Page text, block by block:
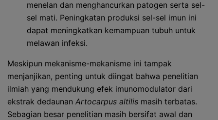
menelan dan menghancurkan patogen serta sel-
sel mati. Peningkatan produksi sel-sel imun ini
dapat meningkatkan kemampuan tubuh untuk
melawan infeksi.
Meskipun mekanisme-mekanisme ini tampak
menjanjikan, penting untuk diingat bahwa penelitian
ilmiah yang mendukung efek imunomodulator dari
ekstrak dedaunan Artocarpus altilis masih terbatas.
Sebagian besar penelitian masih bersifat awal dan